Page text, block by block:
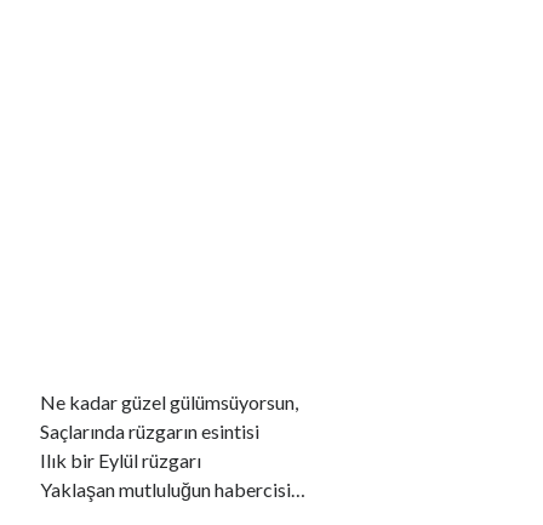
Ne kadar güzel gülümsüyorsun,
Saçlarında rüzgarın esintisi
Ilık bir Eylül rüzgarı
Yaklaşan mutluluğun habercisi…